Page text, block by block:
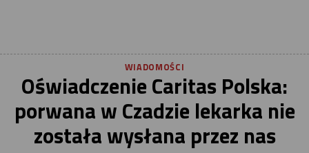
WIADOMOŚCI
Oświadczenie Caritas Polska:
porwana w Czadzie lekarka nie
została wysłana przez nas